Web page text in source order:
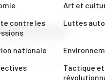
Face aux
le mouvement